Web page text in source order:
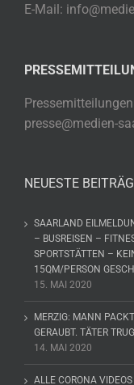
E-Mail:
presse@medien-
NEUESTE
SAARLAND
– BUSREISEN –
SPORTSTÄTTEN –
15QM/PERSON
15. MAI 2020
MERZIG: MANN
GERAUBT. TÄTER
14. MAI 2020
ALLE CORONA